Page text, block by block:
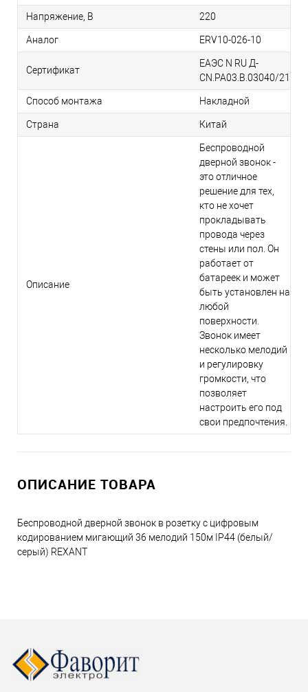
Напряжение, В 220
Аналог ERV10-026-10
Сертификат
ЕАЭС N RU Д-
CN.РА03.В.03040/21
Способ монтажа Накладной
Страна Китай
Описание
Беспроводной
дверной звонок -
это отличное
решение для тех,
кто не хочет
прокладывать
провода через
стены или пол. Он
работает от
батареек и может
быть установлен на
любой
поверхности.
Звонок имеет
несколько мелодий
и регулировку
громкости, что
позволяет
настроить его под
свои предпочтения.
ОПИСАНИЕ ТОВАРА
Беспроводной дверной звонок в розетку c цифровым
кодированием мигающий 36 мелодий 150м IP44 (белый/
серый) REXANT